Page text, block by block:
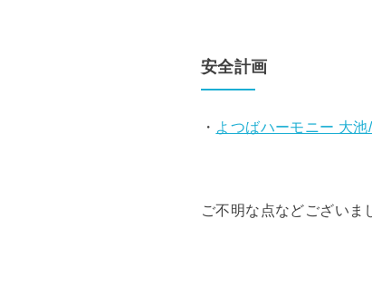
安全計画
・ よつばハーモニー 大
ご不明な点などございま